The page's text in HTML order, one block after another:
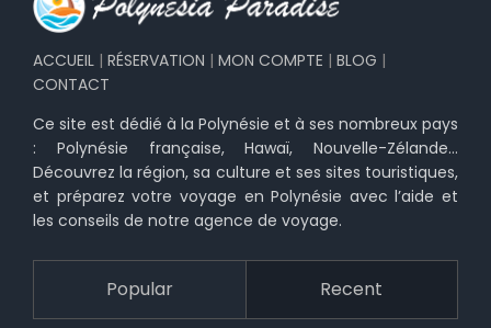
ACCUEIL | RÉSERVATION | MON COMPTE | BLOG |
CONTACT
Ce site est dédié à la Polynésie et à ses nombreux pays
: Polynésie française, Hawaï, Nouvelle-Zélande…
Découvrez la région, sa culture et ses sites touristiques,
et préparez votre voyage en Polynésie avec l’aide et
les conseils de notre agence de voyage.
Popular Recent